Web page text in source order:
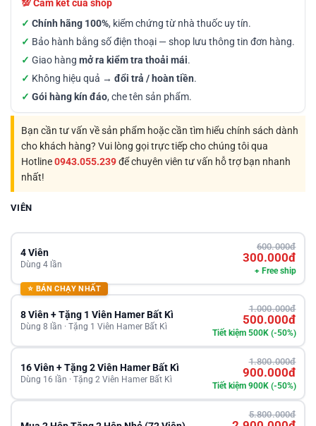
💯 Cam kết của shop
✓ Chính hãng 100%, kiểm chứng từ nhà thuốc uy tín.
✓ Bảo hành bằng số điện thoại — shop lưu thông tin đơn hàng.
✓ Giao hàng mở ra kiểm tra thoải mái.
✓ Không hiệu quả → đổi trả / hoàn tiền.
✓ Gói hàng kín đáo, che tên sản phẩm.
Bạn cần tư vấn về sản phẩm hoặc cần tìm hiểu chính sách dành
cho khách hàng? Vui lòng gọi trực tiếp cho chúng tôi qua
Hotline0943.055.239để chuyên viên tư vấn hỗ trợ bạn nhanh
nhất!
VIÊN
4 Viên
Dùng 4 lần
600.000đ
300.000đ
+ Free ship
⭐ BÁN CHẠY NHẤT
8 Viên + Tặng 1 Viên Hamer Bất Kì
Dùng 8 lần · Tặng 1 Viên Hamer Bất Kì
1.000.000đ
500.000đ
Tiết kiệm 500K (-50%)
16 Viên + Tặng 2 Viên Hamer Bất Kì
Dùng 16 lần · Tặng 2 Viên Hamer Bất Kì
1.800.000đ
900.000đ
Tiết kiệm 900K (-50%)
5.800.000đ